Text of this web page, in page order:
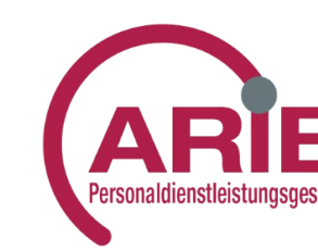
springen